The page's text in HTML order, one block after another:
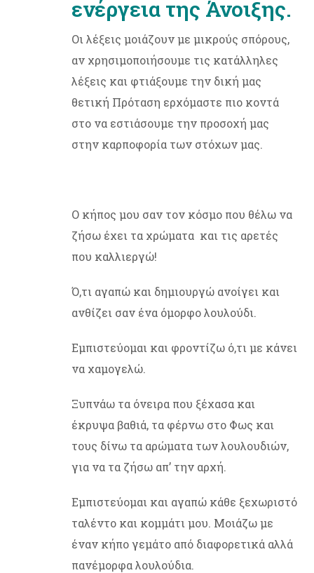
ενέργεια της Άνοιξης.
Οι λέξεις μοιάζουν με μικρούς σπόρους,
αν χρησιμοποιήσουμε τις κατάλληλες
λέξεις και φτιάξουμε την δική μας
θετική Πρόταση ερχόμαστε πιο κοντά
στο να εστιάσουμε την προσοχή μας
στην καρποφορία των στόχων μας.
Ο κήπος μου σαν τον κόσμο που θέλω να
ζήσω έχει τα χρώματα και τις αρετές
που καλλιεργώ!
Ό,τι αγαπώ και δημιουργώ ανοίγει και
ανθίζει σαν ένα όμορφο λουλούδι.
Εμπιστεύομαι και φροντίζω ό,τι με κάνει
να χαμογελώ.
Ξυπνάω τα όνειρα που ξέχασα και
έκρυψα βαθιά, τα φέρνω στο Φως και
τους δίνω τα αρώματα των λουλουδιών,
για να τα ζήσω απ’ την αρχή.
Εμπιστεύομαι και αγαπώ κάθε ξεχωριστό
ταλέντο και κομμάτι μου. Μοιάζω με
έναν κήπο γεμάτο από διαφορετικά αλλά
πανέμορφα λουλούδια.